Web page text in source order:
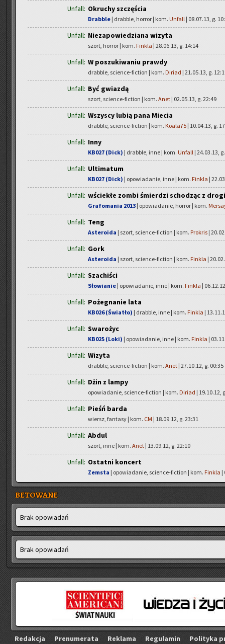
Unfall: Okruchy szczęścia
Drabble | drabble, horror | kom. Unfall | 08.07.13, g.
Unfall: Niezapowiedziana wizyta
szort, horror | kom. Finkla | 28.06.13, g. 14:14
Unfall: W poszukiwaniu prawdy
drabble, science-fiction | kom. Diriad | 21.05.13, g.
Unfall: Być gwiazdą
szort, science-fiction | kom. Anet | 02.05.13, g. 22:49
Unfall: Wszyscy lubią pana Miecia
drabble, science-fiction | kom. Koala75 | 10.04.13, g.
Unfall: Inny
KB027 (Dick) | drabble, inne | kom. Unfall | 24.03.13,
Unfall: Ultimatum
KB027 (Dick) | opowiadanie, inne | kom. Finkla |
Unfall: wściekłe zombi śmierdzi schodząc z
Grafomania 2013 | opowiadanie, horror | kom.
Unfall: Teng
Asteroida | szort, science-fiction | kom. Prokris |
Unfall: Gork
Asteroida | szort, science-fiction | kom. Finkla |
Unfall: Szachiści
Słowianie | opowiadanie, inne | kom. Finkla |
Unfall: Pożegnanie lata
KB026 (Światło) | drabble, inne | kom. Finkla |
Unfall: Swarożyc
KB025 (Loki) | opowiadanie, inne | kom. Finkla |
Unfall: Wizyta
drabble, science-fiction | kom. Anet | 27.10.12, g. 00:35
Unfall: Dżin z lampy
opowiadanie, science-fiction | kom. Diriad | 19.10.12,
Unfall: Pieśń barda
wiersz, fantasy | kom. CM | 18.09.12, g. 23:31
Unfall: Abdul
szort, inne | kom. Anet | 13.09.12, g. 22:10
Unfall: Ostatni koncert
Zemsta | opowiadanie, science-fiction | kom. Finkla |
BETOWANE
Brak opo­wia­dań
Brak opo­wia­dań
Re­dak­cja Pre­nu­me­ra­ta Re­kla­ma Re­gu­la­min Po­li­ty­ka